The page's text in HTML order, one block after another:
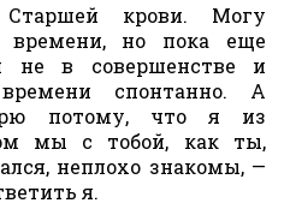
крови. Могу
времени, но пока еще
не в совершенстве и
спонтанно. А
потому, что я из
мы с тобой, как ты,
неплохо знакомы, —
я.